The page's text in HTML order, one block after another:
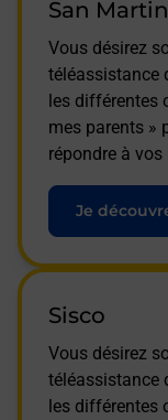
San
Vous désirez
téléassistance
les différentes
mes parents »
répondre à
Je
Sisco
Vous désirez
téléassistance
les différentes